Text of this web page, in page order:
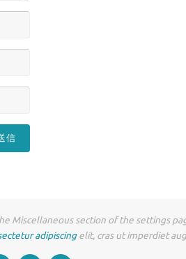
Miscellaneous section of the settings
adipiscingelit, cras ut imperdiet